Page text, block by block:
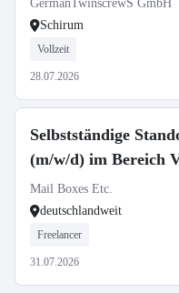
GermanTwinscrewS GmbH
Schirum
Vollzeit
28.07.2026
Selbstständige
(m/w/d) im Bereich
Mail Boxes Etc.
deutschlandweit
Freelancer
31.07.2026